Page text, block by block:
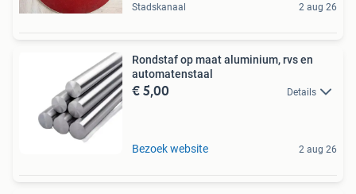
Stadskanaal 2 aug 26
Rondstaf op maat aluminium, rvs en
automatenstaal
€ 5,00 Details
Bezoek website 2 aug 26